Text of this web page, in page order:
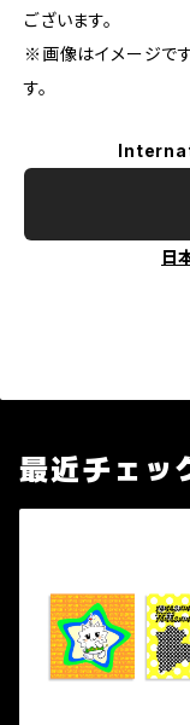
ございます。
※画像はイメージで
す。
日
最近チェッ